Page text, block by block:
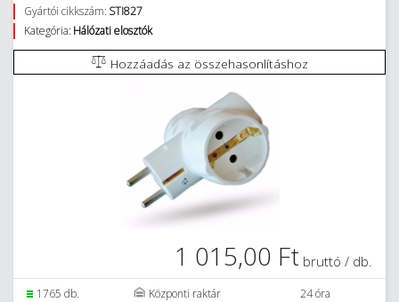
Gyártói cikkszám: STI827
Kategória: Hálózati elosztók
Hozzáadás az összehasonlításhoz
1 015,00 Ft bruttó / db.
1765 db. Központi raktár
24 óra